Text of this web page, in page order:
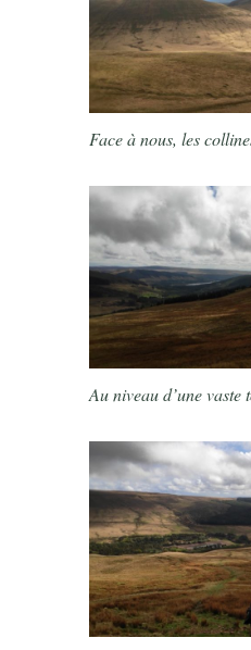
Face à nous, les
Au niveau d’une